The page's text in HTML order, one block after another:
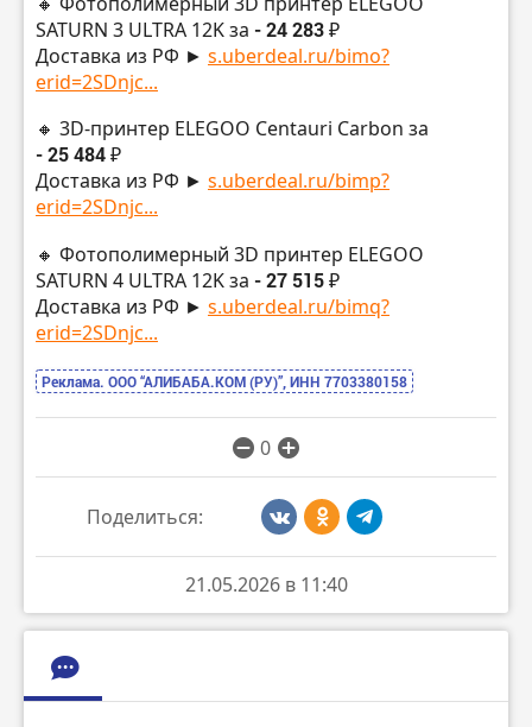
SATURN 3 ULTRA 12K за - 24 283 ₽
Доставка из РФ ► s.uberdeal.ru/bimo?
erid=2SDnjc...
🔸 3D-принтер ELEGOO Centauri Carbon за
- 25 484 ₽
Доставка из РФ ► s.uberdeal.ru/bimp?
erid=2SDnjc...
🔸 Фотополимерный 3D принтер ELEGOO
SATURN 4 ULTRA 12K за - 27 515 ₽
Доставка из РФ ► s.uberdeal.ru/bimq?
erid=2SDnjc...
Реклама. ООО “АЛИБАБА.КОМ (РУ)”, ИНН 7703380158
0
Поделиться:
21.05.2026 в 11:40